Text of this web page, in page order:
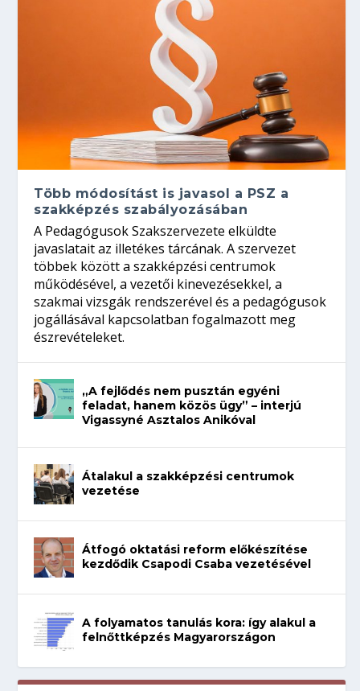
Több módosítást is javasol a PSZ a
szakképzés szabályozásában
A Pedagógusok Szakszervezete elküldte
javaslatait az illetékes tárcának. A szervezet
többek között a szakképzési centrumok
működésével, a vezetői kinevezésekkel, a
szakmai vizsgák rendszerével és a pedagógusok
jogállásával kapcsolatban fogalmazott meg
észrevételeket.
„A fejlődés nem pusztán egyéni
feladat, hanem közös ügy” – interjú
Vigassyné Asztalos Anikóval
Átalakul a szakképzési centrumok
vezetése
Átfogó oktatási reform előkészítése
kezdődik Csapodi Csaba vezetésével
A folyamatos tanulás kora: így alakul a
felnőttképzés Magyarországon